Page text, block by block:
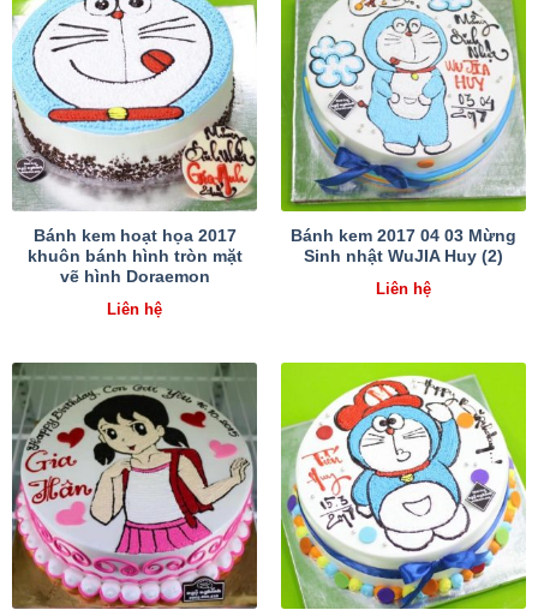
Bánh kem hoạt họa 2017
khuôn bánh hình tròn mặt
vẽ hình Doraemon
Liên hệ
Bánh kem 2017 04 03 Mừng
Sinh nhật WuJIA Huy (2)
Liên hệ